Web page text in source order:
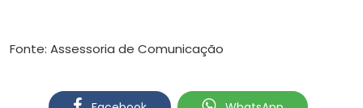
Fonte: Assessoria de Comunicação